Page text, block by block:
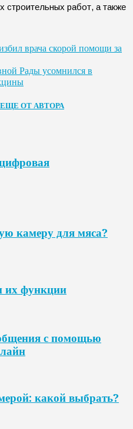
строительных работ, а также
врача скорой помощи за
Рады усомнился в
ЕЩЕ ОТ АВТОРА
камеру для мяса?
их функции
с помощью
какой выбрать?